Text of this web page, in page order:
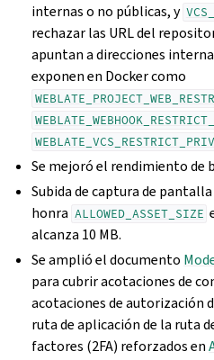
internas o no públicas, y
rechazar las URL del
apuntan a direcciones
exponen en Docker como
Se mejoró el rendimiento de
Subida de captura de
honra ALLOWED_ASSET_SIZE
alcanza 10 MB.
Se amplió el documento
para cubrir acotaciones de
acotaciones de autorización
ruta de aplicación de la ruta
factores (2FA) reforzados en